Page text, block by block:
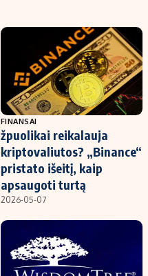
FINANSAI
žpuolikai reikalauja
kriptovaliutos? „Binance“
pristato išeitį, kaip
apsaugoti turtą
2026-05-07